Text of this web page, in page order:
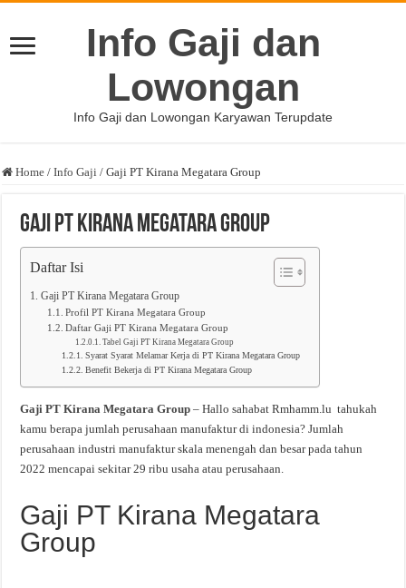
Info Gaji dan
Lowongan
Info Gaji dan Lowongan Karyawan Terupdate
Home / Info Gaji / Gaji PT Kirana Megatara Group
Gaji PT Kirana Megatara Group
Daftar Isi
Gaji PT Kirana Megatara Group
Profil PT Kirana Megatara Group
Daftar Gaji PT Kirana Megatara Group
Tabel Gaji PT Kirana Megatara Group
Syarat Syarat Melamar Kerja di PT Kirana Megatara Group
Benefit Bekerja di PT Kirana Megatara Group
Gaji PT Kirana Megatara Group – Hallo sahabat Rmhamm.lu tahukah
kamu berapa jumlah perusahaan manufaktur di indonesia? Jumlah
perusahaan industri manufaktur skala menengah dan besar pada tahun
2022 mencapai sekitar 29 ribu usaha atau perusahaan.
Gaji PT Kirana Megatara
Group